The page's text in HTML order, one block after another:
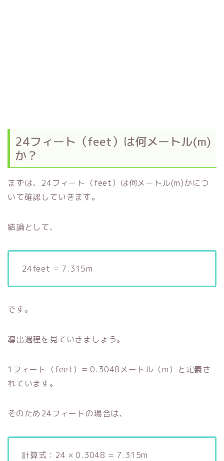
24フィート（feet）は何メートル(m)
か？
まずは、24フィート（feet）は何メートル(m)かにつ
いて確認していきます。
結論として、
24feet = 7.315m
です。
導出過程を見ていきましょう。
1フィート（feet）= 0.3048メートル（m）と定義さ
れています。
そのため24フィートの場合は、
計算式：24 × 0.3048 = 7.315m